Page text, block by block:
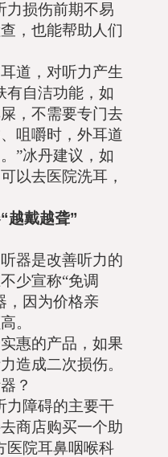
力损伤前期不易
，也能帮助人们
道，对听力产生
有自洁功能，如
，不需要专门去
咀嚼时，外耳道
”冰丹建议，如
以去医院洗耳，
越戴越聋”
器是改善听力的
少宣称“免调
，因为价格亲
。
惠的产品，如果
造成二次损伤。
？
力障碍的主要干
商店购买一个助
医院耳鼻咽喉科